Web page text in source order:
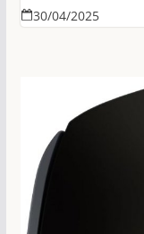
30/04/2025